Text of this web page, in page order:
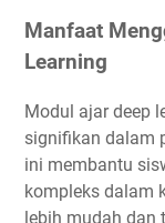
Manfaat
Learning
Modul ajar deep
signifikan dalam
ini membantu
kompleks dalam
lebih mudah dan